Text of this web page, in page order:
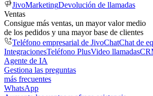
JivoMarketingDevolución de llamadas
Ventas
Consigue más ventas, un mayor valor medio
de los pedidos y una mayor base de clientes
Teléfono empresarial de JivoChatChat de
IntegracionesTeléfono PlusVideo llamadas
Agente de IA
Gestiona las preguntas
más frecuentes
WhatsApp